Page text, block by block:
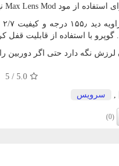
استفاده از مود Max Lens Mod
کیفیت ۲/۷
با استفاده از قابلیت قفل
حتی اگر دوربین را ۳۶۰ درجه بچرخانید.
5.0
/
5
سرویس
(0)